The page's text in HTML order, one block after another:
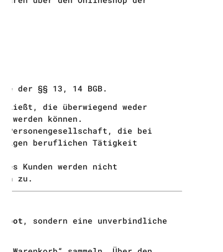
der §§ 13, 14 BGB.
die überwiegend weder
können.
Personengesellschaft, die bei
beruflichen Tätigkeit
Kunden werden nicht
zu.
, sondern eine unverbindliche